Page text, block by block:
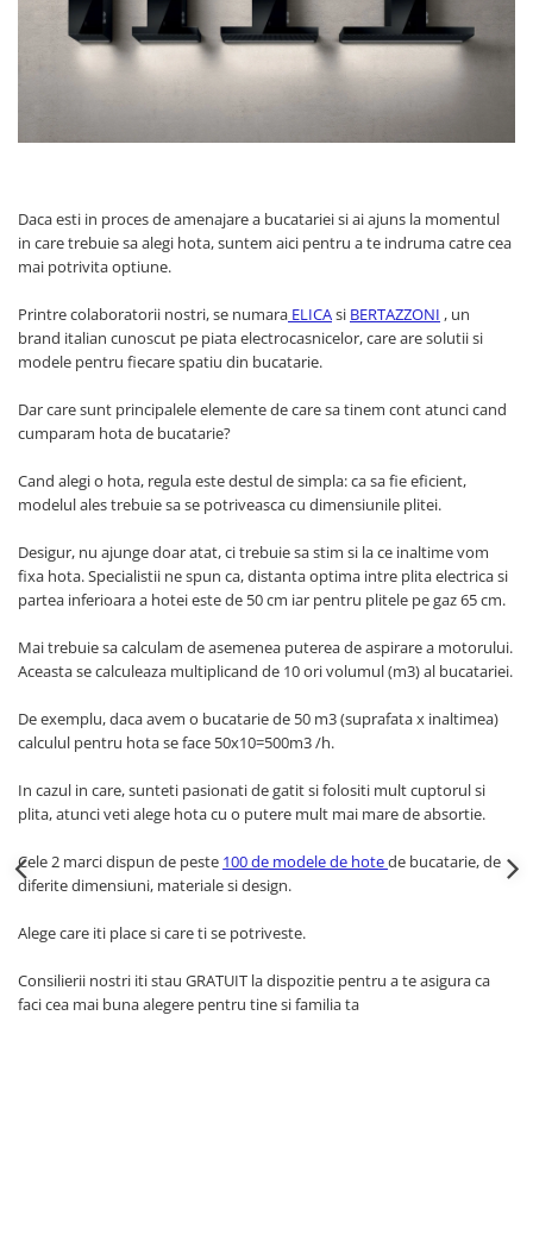
chiuvete
Accesorii chiuvete bucatarie
Gratar protectie chiuveta
Suporti burete
Sisteme de scurgere si cleme
Tavita scurgere vase/legume/fructe
Dispenser detergent
Rasnite de cafea
Roboti de bucatarie
Spumarea laptelui
Combine frigorifice
Espressoare cafea
Aparate de gatit-aragazuri
Termostate si senzori Livolo
Sonerii electrice
Construieste singur
Panouri si rame
Daca esti in proces de amenajare a bucatariei si ai ajuns la momentul
in care trebuie sa alegi hota, suntem aici pentru a te indruma catre cea
mai potrivita optiune.
Printre colaboratorii nostri, se numara ELICAsi BERTAZZONI , un
brand italian cunoscut pe piata electrocasnicelor, care are solutii si
modele pentru fiecare spatiu din bucatarie.
Dar care sunt principalele elemente de care sa tinem cont atunci cand
cumparam hota de bucatarie?
Cand alegi o hota, regula este destul de simpla: ca sa fie eficient,
modelul ales trebuie sa se potriveasca cu dimensiunile plitei.
Desigur, nu ajunge doar atat, ci trebuie sa stim si la ce inaltime vom
fixa hota. Specialistii ne spun ca, distanta optima intre plita electrica si
partea inferioara a hotei este de 50 cm iar pentru plitele pe gaz 65 cm.
Mai trebuie sa calculam de asemenea puterea de aspirare a motorului.
Aceasta se calculeaza multiplicand de 10 ori volumul (m3) al bucatariei.
De exemplu, daca avem o bucatarie de 50 m3 (suprafata x inaltimea)
calculul pentru hota se face 50x10=500m3 /h.
In cazul in care, sunteti pasionati de gatit si folositi mult cuptorul si
plita, atunci veti alege hota cu o putere mult mai mare de absortie.
Cele 2 marci dispun de peste 100 de modele de hotede bucatarie, de
diferite dimensiuni, materiale si design.
Alege care iti place si care ti se potriveste.
Consilierii nostri iti stau GRATUIT la dispozitie pentru a te asigura ca
faci cea mai buna alegere pentru tine si familia ta